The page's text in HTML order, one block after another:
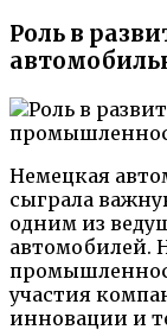
Роль в
Немецкая
сыграла
одним из
автомобилей.
участия
инновации и